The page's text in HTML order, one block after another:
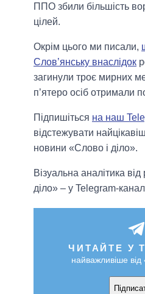
ППО збили більшість
цілей.
Окрім цього ми писали,
Слов’янську внаслідок
загинули троє мирних
п’ятеро осіб отримали
Підпишіться на наш
відстежувати
новини «Слово і діло».
Візуальна аналітика від
діло» – у Telegram-
ЧИТАЙТЕ У
найважливіше від